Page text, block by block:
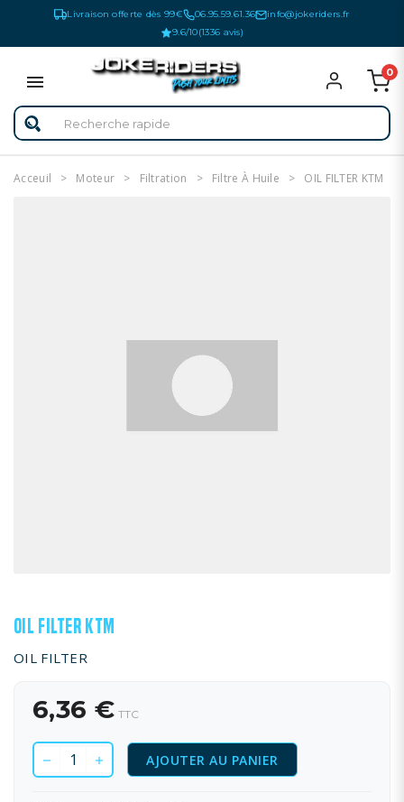
Livraison offerte dès 99€ 06.95.59.61.36
info@jokeriders.fr
9.6/10(1336 avis)
0
Acceuil Moteur Filtration Filtre À Huile OIL FILTER KTM
OIL FILTER KTM
OIL FILTER
6,36 € TTC
AJOUTER AU PANIER